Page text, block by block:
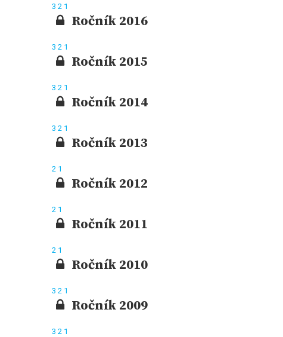
3 2 1
Ročník 2016
3 2 1
Ročník 2015
3 2 1
Ročník 2014
3 2 1
Ročník 2013
2 1
Ročník 2012
2 1
Ročník 2011
2 1
Ročník 2010
3 2 1
Ročník 2009
3 2 1